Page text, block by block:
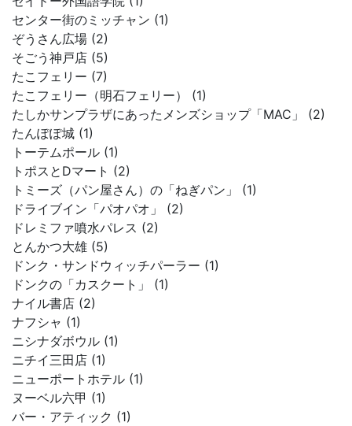
センター街のミッチャン (1)
ぞうさん広場 (2)
そごう神戸店 (5)
たこフェリー (7)
たこフェリー（明石フェリー） (1)
たしかサンプラザにあったメンズショップ「MAC」 (2)
たんぽぽ城 (1)
トーテムポール (1)
トポスとDマート (2)
トミーズ（パン屋さん）の「ねぎパン」 (1)
ドライブイン「パオパオ」 (2)
ドレミファ噴水パレス (2)
とんかつ大雄 (5)
ドンク・サンドウィッチパーラー (1)
ドンクの「カスクート」 (1)
ナイル書店 (2)
ナフシャ (1)
ニシナダボウル (1)
ニチイ三田店 (1)
ニューポートホテル (1)
ヌーベル六甲 (1)
バー・アティック (1)